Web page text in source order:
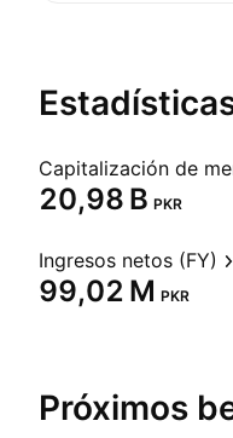
Capitalización de
‪20,98 B‬ PKR
Ingresos netos (FY)
‪99,02 M‬ PKR
Próximos